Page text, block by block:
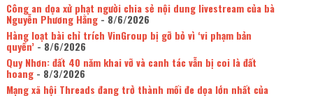
Công an dọa xử phạt người chia sẻ nội dung livestream của bà
Nguyễn Phương Hằng- 8/6/2026
Hàng loạt bài chỉ trích VinGroup bị gỡ bỏ vì ‘vi phạm bản
quyền’- 8/6/2026
Quy Nhơn: đất 40 năm khai vỡ và canh tác vẫn bị coi là đất
hoang- 8/3/2026
Mạng xã hội Threads đang trở thành mối đe dọa lớn nhất của